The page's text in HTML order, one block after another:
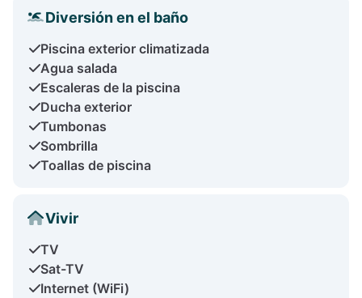
Diversión en el baño
Piscina exterior climatizada
Agua salada
Escaleras de la piscina
Ducha exterior
Tumbonas
Sombrilla
Toallas de piscina
Vivir
TV
Sat-TV
Internet (WiFi)